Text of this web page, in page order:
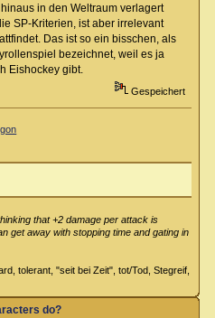
in den Weltraum verlagert
SP-Kriterien, ist aber irrelevant
Das ist so ein bisschen, als
bezeichnet, weil es ja
Eishockey gibt.
Gespeichert
that +2 damage per attack is
get away with stopping time and gating in
tolerant, "seit bei Zeit", tot/Tod, Stegreif,
do?